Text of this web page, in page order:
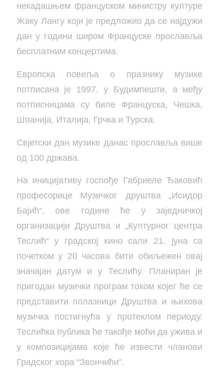
некадашњем француском министру културе
Жаку Лангу који је предложио да се најдужи
дан у години широм Француске прославља
бесплатним концертима.
Европска повеља о празнику музике
потписана је 1997. у Будимпешти, а међу
потписницама су биле Француска, Чешка,
Шпанија, Италија, Грчка и Турска.
Свјетски дан музике данас прославља више
од 100 држава.
На иницијативу госпође Габриеле Ђаковић
професорице Музичког друштва „Исидор
Бајић“, ове године ће у заједничкој
организацији Друштва и „Културног центра
Теслић“ у градској кино сали 21. јуна са
почетком у 20 часова бити обиљежен овај
значајан датум и у Теслићу. Планиран је
пригодан музички програм током којег ће се
представити полазници Друштва и њихова
музичка постигнућа у протеклом периоду.
Теслићка публика ће такође моћи да ужива и
у композицијама које ће извести чланови
Градског хора “Звончићи”.